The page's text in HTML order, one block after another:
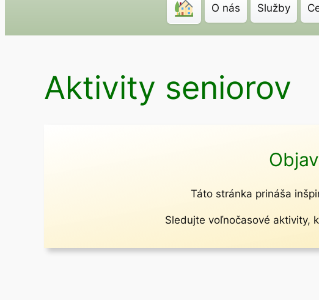
O nás Služby
Aktivity seniorov
Táto stránka prináša
Sledujte voľnočasové aktivity,